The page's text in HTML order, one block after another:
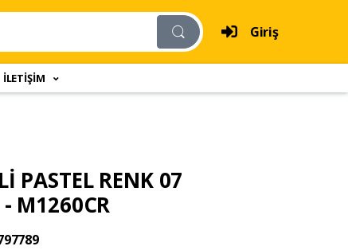
Giriş
İLETİŞİM
PASTEL RENK 07
M1260CR